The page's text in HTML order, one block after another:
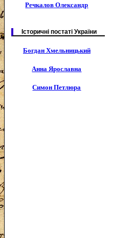
Речкалов Олександр
Історичні постаті України
Богдан Хмельницький
Анна Ярославна
Симон Петлюра